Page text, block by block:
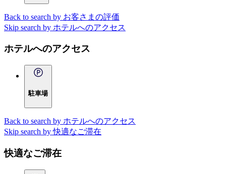
Back to search by お客さまの評価
Skip search by ホテルへのアクセス
ホテルへのアクセス
駐車場
Back to search by ホテルへのアクセス
Skip search by 快適なご滞在
快適なご滞在